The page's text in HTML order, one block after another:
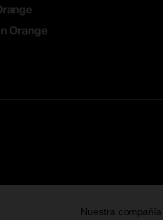
Orange
Nuestra compañía